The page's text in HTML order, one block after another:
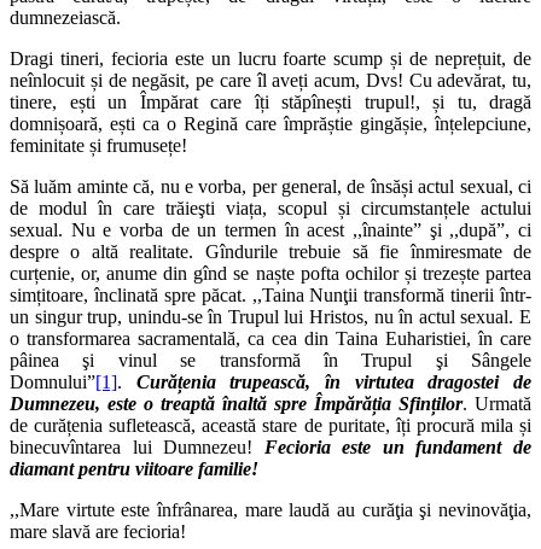
dumnezeiască.
Dragi tineri, fecioria este un lucru foarte scump și de neprețuit, de
neînlocuit și de negăsit, pe care îl aveți acum, Dvs! Cu adevărat, tu,
tinere, ești un Împărat care îți stăpînești trupul!, și tu, dragă
domnișoară, ești ca o Regină care împrăștie gingășie, înțelepciune,
feminitate și frumusețe!
Să luăm aminte că, nu e vorba, per general, de însăși actul sexual, ci
de modul în care trăieşti viața, scopul și circumstanțele actului
sexual. Nu e vorba de un termen în acest ,,înainte” şi ,,după”, ci
despre o altă realitate. Gîndurile trebuie să fie înmiresmate de
curțenie, or, anume din gînd se naște pofta ochilor și trezește partea
simțitoare, înclinată spre păcat. ,,Taina Nunţii transformă tinerii într-
un singur trup, unindu-se în Trupul lui Hristos, nu în actul sexual. E
o transformarea sacramentală, ca cea din Taina Euharistiei, în care
pâinea şi vinul se transformă în Trupul şi Sângele
Domnului”[1]. Curățenia trupească, în virtutea dragostei de
Dumnezeu, este o treaptă înaltă spre Împărăția Sfinților. Urmată
de curățenia sufletească, această stare de puritate, îți procură mila și
binecuvîntarea lui Dumnezeu! Fecioria este un fundament de
diamant pentru viitoare familie!
,,Mare virtute este înfrânarea, mare laudă au curăţia şi nevinovăţia,
mare slavă are fecioria!